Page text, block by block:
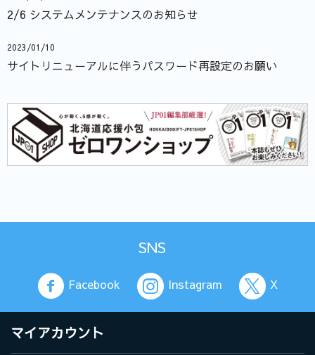
2/6 システムメンテナンスのお知らせ
2023/01/10
サイトリニューアルに伴うパスワード再設定のお願い
SNS
Facebook Instagram X
マイアカウント